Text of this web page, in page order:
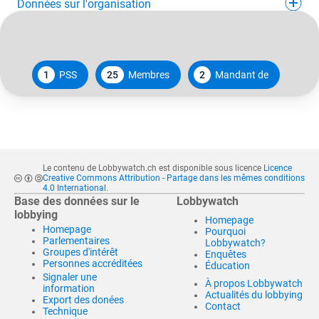
Données sur l'organisation
1 PSS 25 Membres 2 Mandant de
Le contenu de Lobbywatch.ch est disponible sous licence Licence
Creative Commons Attribution - Partage dans les mêmes conditions
4.0 International .
Base des données sur le
lobbying
Homepage
Parlementaires
Groupes d'intérêt
Personnes accréditées
Signaler une
information
Export des donées
Technique
Lobbywatch
Homepage
Pourquoi
Lobbywatch?
Enquêtes
Éducation
À propos Lobbywatch
Actualités du lobbying
Contact